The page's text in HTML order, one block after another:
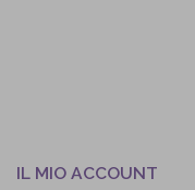
IL MIO ACCOUNT